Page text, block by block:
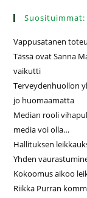
Suosituimmat:
Vappusatanen
Tässä ovat Sanna
vaikutti
Terveydenhuollon
jo huomaamatta
Median rooli
media voi olla…
Hallituksen
Yhden
Kokoomus aikoo
Riikka Purran